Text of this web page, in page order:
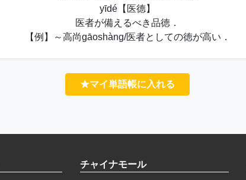
yīdé【医德】
医者が備えるべき品徳．
【例】～高尚gāoshàng/医者としての徳が高い．
★マイ単語帳に入れる
チャイナモール